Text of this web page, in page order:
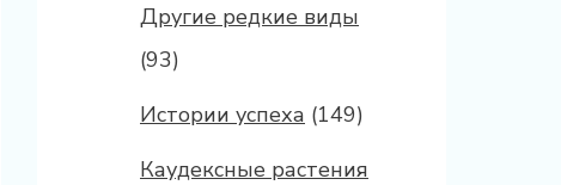
Другие редкие виды
(93)
Истории успеха (149)
Каудексные растения